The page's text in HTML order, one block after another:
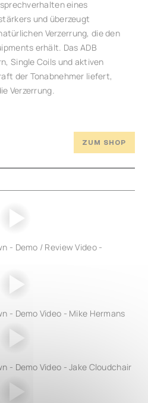
eines
und überzeugt
Verzerrung, die den
erhält. Das ADB
Single Coils und aktiven
der Tonabnehmer liefert,
Verzerrung.
ZUM SHOP
- Demo / Review Video -
- Demo Video - Mike Hermans
- Demo Video - Jake Cloudchair